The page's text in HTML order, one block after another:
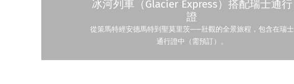
冰河列車（Glacier Express）搭配瑞士通行
證
從策馬特經安德馬特到聖莫里茨——壯觀的全景旅程，包含在瑞士
通行證中（需預訂）。